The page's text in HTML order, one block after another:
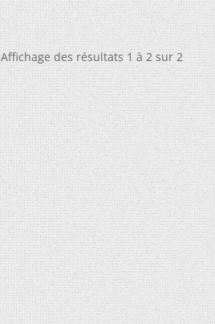
Affichage des résultats 1 à 2 sur 2